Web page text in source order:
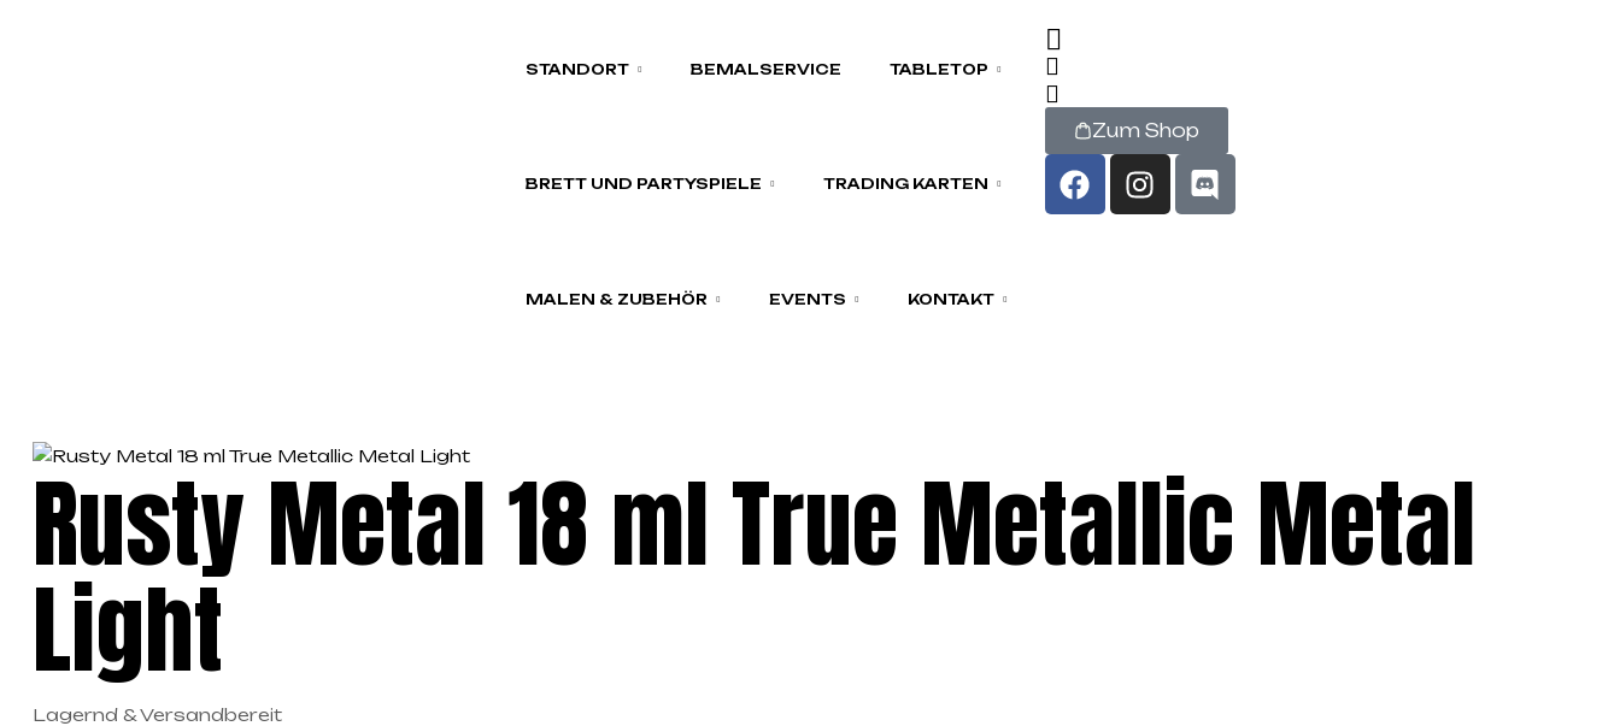
STANDORT BEMALSERVICE TABLETOP
BRETT UND PARTYSPIELE TRADING KARTEN
MALEN & ZUBEHÖR EVENTS KONTAKT
Zum Shop
Rusty Metal 18 ml True Metallic Metal
Light
Lagernd & Versandbereit